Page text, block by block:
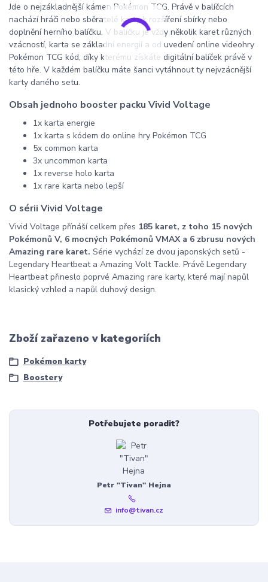
Jde o nejzákladnější kámen Pokémon TCG. Právě v balíčcích
nachází hráči nebo sběratelé karty k rozšíření sbírky nebo
doplnění herního balíčku. V balíčku je vždy několik karet různých
vzácností, karta se základní energií a od uvedení online videohry
Pokémon TCG kód, díky kterému získáte digitální balíček právě v
této hře. V každém balíčku máte šanci vytáhnout ty nejvzácnější
karty daného setu.
Obsah jednoho booster packu Vivid Voltage
1x karta energie
1x karta s kódem do online hry Pokémon TCG
5x common karta
3x uncommon karta
1x reverse holo karta
1x rare karta nebo lepší
O sérii Vivid Voltage
Vivid Voltage přínáší celkem přes 185 karet, z toho 15 nových
Pokémonů V, 6 mocných Pokémonů VMAX a 6 zbrusu nových
Amazing rare karet. Série vychází ze dvou japonských setů -
Legendary Heartbeat a Amazing Volt Tackle. Právě Legendary
Heartbeat přineslo poprvé Amazing rare karty, které mají napůl
klasický vzhled a napůl duhový design.
Zboží zařazeno v kategoriích
Pokémon karty
Boostery
Potřebujete poradit?
Petr "Tivan" Hejna
info@tivan.cz